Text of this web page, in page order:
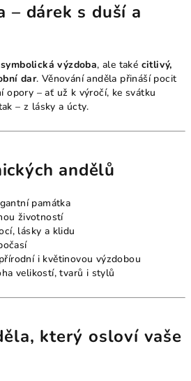
– dárek s duší a
symbolická výzdoba, ale také citlivý,
dar. Věnování anděla přináší pocit
opory – ať už k výročí, ke svátku
– z lásky a úcty.
andělů
památka
životností
lásky a klidu
i květinovou výzdobou
velikostí, tvarů i stylů
který osloví vaše